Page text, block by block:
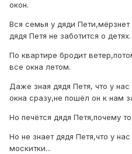
окон.
Вся семья у дяди
дядя Петя не заботится о детях.
По квартире бродит
все окна летом.
Даже зная дядя Петя, что у
окна сразу,не пошёл он к нам
Но печётся дядя Петя,почему
Но не знает дядя Петя,что у
москитки...